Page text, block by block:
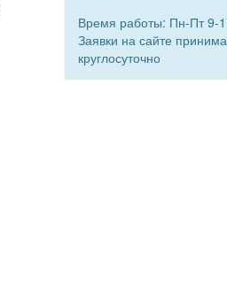
Время работы: Пн-Пт 9-
Заявки на сайте
круглосуточно